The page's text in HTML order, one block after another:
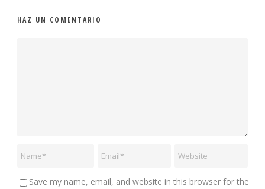
HAZ UN COMENTARIO
Save my name, email, and website in this browser for the